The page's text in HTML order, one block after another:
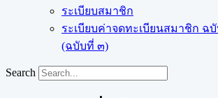
ระเบียบสมาชิก
ระเบียบค่าจดทะเบียนสมาชิก ฉ
(ฉบับที่ ๓)
Search